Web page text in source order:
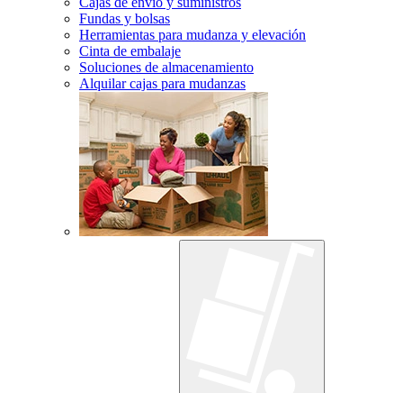
Fundas y bolsas
Herramientas para mudanza y elevación
Cinta de embalaje
Soluciones de almacenamiento
Alquilar cajas para mudanzas